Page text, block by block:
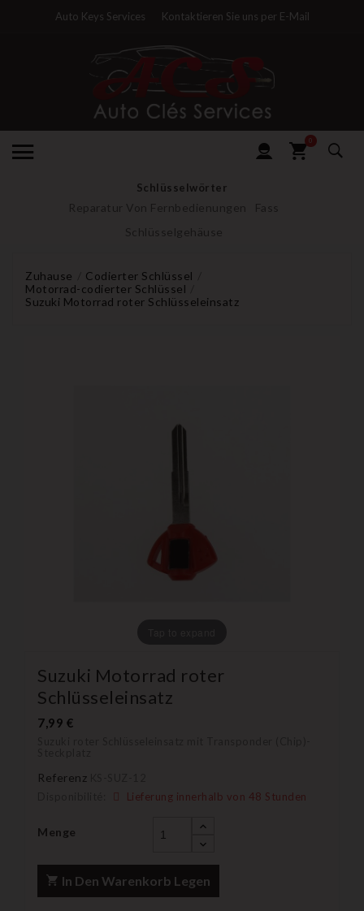
Auto Keys Services Kontaktieren Sie uns per E-Mail
0
Schlüsselwörter
Reparatur Von Fernbedienungen
Fass
Schlüsselgehäuse
Zuhause
Codierter Schlüssel
Motorrad-codierter Schlüssel
Suzuki Motorrad roter Schlüsseleinsatz
Suzuki Motorrad roter
Schlüsseleinsatz
7,99 €
Referenz
Lieferung innerhalb von 48 Stunden
Menge
In Den Warenkorb Legen